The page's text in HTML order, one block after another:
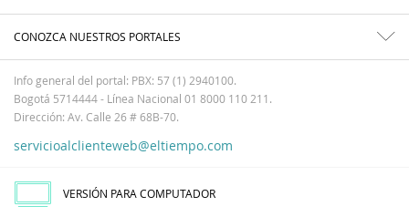
CONOZCA NUESTROS PORTALES
Info general del portal: PBX: 57 (1) 2940100.
Bogotá 5714444 - Línea Nacional 01 8000 110 211.
Dirección: Av. Calle 26 # 68B-70.
servicioalclienteweb@eltiempo.com
VERSIÓN PARA COMPUTADOR